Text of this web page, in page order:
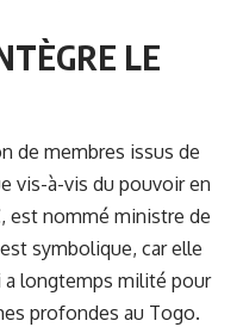
LE
de membres issus de
vis-à-vis du pouvoir en
est nommé ministre de
symbolique, car elle
a longtemps milité pour
profondes au Togo.